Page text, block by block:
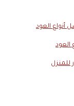
أنواع العود
العود
للمنزل